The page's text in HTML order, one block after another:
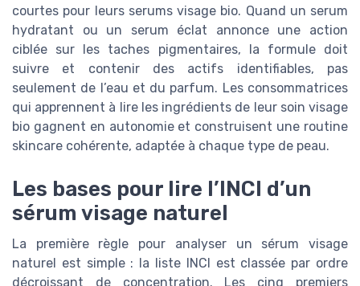
courtes pour leurs serums visage bio. Quand un serum
hydratant ou un serum éclat annonce une action
ciblée sur les taches pigmentaires, la formule doit
suivre et contenir des actifs identifiables, pas
seulement de l’eau et du parfum. Les consommatrices
qui apprennent à lire les ingrédients de leur soin visage
bio gagnent en autonomie et construisent une routine
skincare cohérente, adaptée à chaque type de peau.
Les bases pour lire l’INCI d’un
sérum visage naturel
La première règle pour analyser un sérum visage
naturel est simple : la liste INCI est classée par ordre
décroissant de concentration. Les cinq premiers